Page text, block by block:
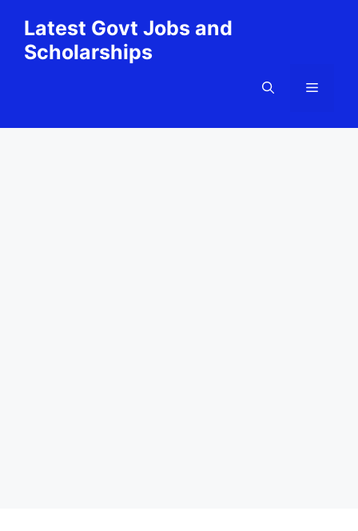
content
Latest Govt Jobs and
Scholarships
Menu